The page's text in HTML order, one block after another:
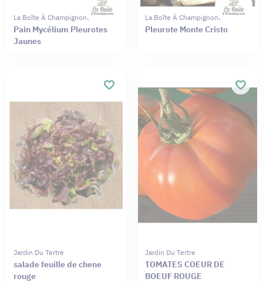
La Boîte À Champignons
Pain Mycélium Pleurotes
Jaunes
La Boîte À Champignons
Pleurote Monte Cristo
Jardin Du Tertre
salade feuille de chene
rouge
Jardin Du Tertre
TOMATES COEUR DE
BOEUF ROUGE